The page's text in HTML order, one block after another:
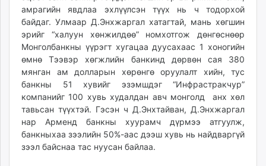
амрагийн явдлаа эхлүүлсэн түүх нь ч тодорхой
байдаг. Улмаар Д.Энхжаргал хатагтай, мань хөгшин
эрийг “халуун хөнжилдөө” номхотгож дөнгөснөөр
Монголбанкны үүрэгт хугацаа дуусахаас 1 хоногийн
өмнө Тээвэр хөгжлийн банкинд дөрвөн сая 380
мянган ам долларын хөрөнгө оруулалт хийн, тус
банкны 51 хувийг эзэмшдэг “Инфрастракчур”
компанийг 100 хувь худалдан авч монголд анх хөл
тавьсан түүхтэй. Гэсэн ч Д.Энхтайван, Д.Энхжаргал
нар Арменд банкны хуурамч дүрмээ атгуулж,
банкныхаа зээлийн 50%-аас дээш хувь нь найдваргүй
зээл байснаа тас нуусан байлаа.